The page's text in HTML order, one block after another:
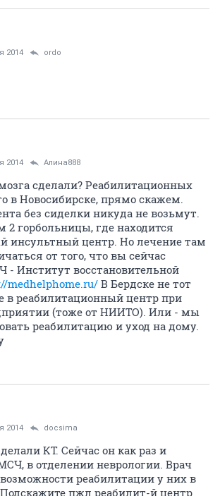
2014 ordo
2014 Алина888
сделали? Реабилитационных
в Новосибирске, прямо скажем.
без сиделки никуда не возьмут.
2 горбольницы, где находится
инсультный центр. Но лечение там
от того, что вы сейчас
- Институт восстановительной
medhelphome.ru/В Бердске не тот
в реабилитационный центр при
(тоже от НИИТО). Или - мы
реабилитацию и уход на дому.
2014 docsima
КТ. Сейчас он как раз и
в отделении неврологии. Врач
реабилитации у них в
пжл реабилит-й центр